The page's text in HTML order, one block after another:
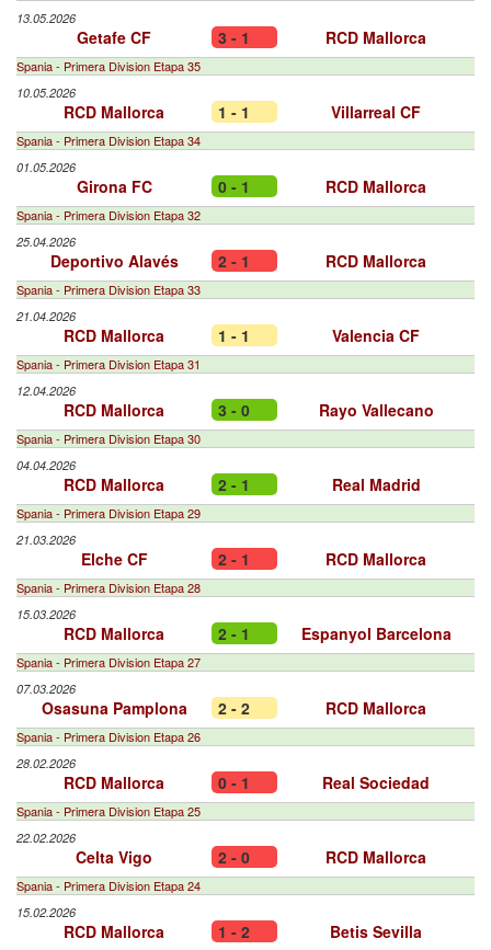
13.05.2026
Getafe CF 3 - 1 RCD Mallorca
Spania - Primera Division Etapa 35
10.05.2026
RCD Mallorca 1 - 1 Villarreal CF
Spania - Primera Division Etapa 34
01.05.2026
Girona FC 0 - 1 RCD Mallorca
Spania - Primera Division Etapa 32
25.04.2026
Deportivo Alavés 2 - 1 RCD Mallorca
Spania - Primera Division Etapa 33
21.04.2026
RCD Mallorca 1 - 1 Valencia CF
Spania - Primera Division Etapa 31
12.04.2026
RCD Mallorca 3 - 0 Rayo Vallecano
Spania - Primera Division Etapa 30
04.04.2026
RCD Mallorca 2 - 1 Real Madrid
Spania - Primera Division Etapa 29
21.03.2026
Elche CF 2 - 1 RCD Mallorca
Spania - Primera Division Etapa 28
15.03.2026
RCD Mallorca 2 - 1 Espanyol Barcelona
Spania - Primera Division Etapa 27
07.03.2026
Osasuna Pamplona 2 - 2 RCD Mallorca
Spania - Primera Division Etapa 26
28.02.2026
RCD Mallorca 0 - 1 Real Sociedad
Spania - Primera Division Etapa 25
22.02.2026
Celta Vigo 2 - 0 RCD Mallorca
Spania - Primera Division Etapa 24
15.02.2026
RCD Mallorca 1 - 2 Betis Sevilla